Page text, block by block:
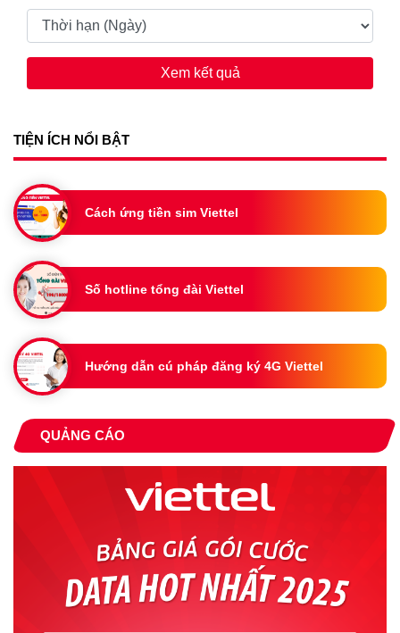
Xem kết quả
TIỆN ÍCH NỔI BẬT
Cách ứng tiền sim Viettel
Số hotline tổng đài Viettel
Hướng dẫn cú pháp đăng ký 4G Viettel
QUẢNG CÁO